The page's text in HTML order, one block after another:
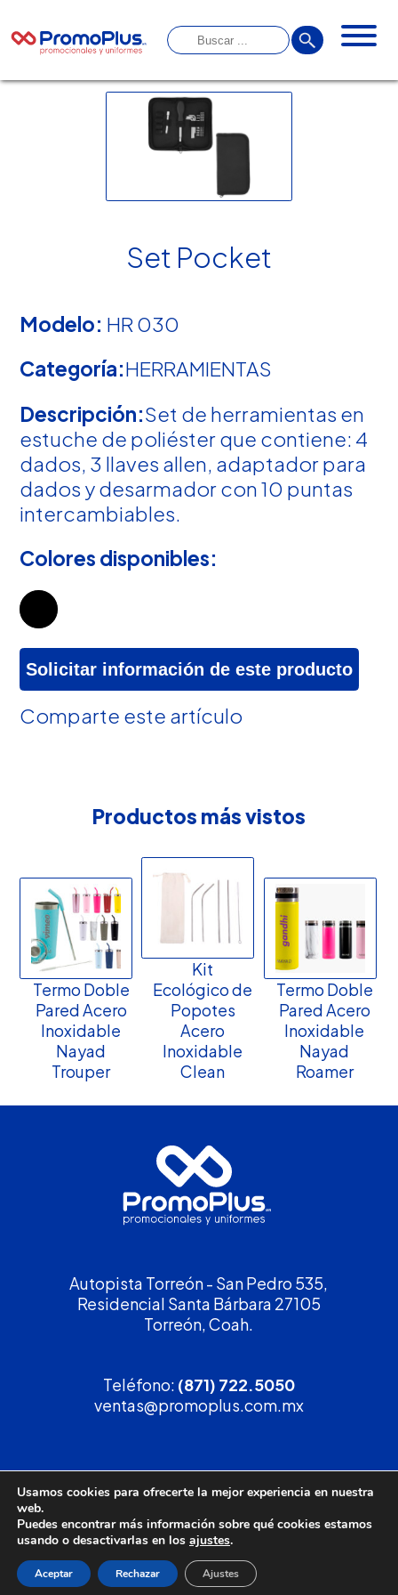
Set Pocket
Modelo: HR 030
Categoría:HERRAMIENTAS
Descripción:Set de herramientas en
estuche de poliéster que contiene: 4
dados, 3 llaves allen, adaptador para
dados y desarmador con 10 puntas
intercambiables.
Colores disponibles:
Solicitar información de este producto
Comparte este artículo
Productos más vistos
Termo Doble
Pared Acero
Inoxidable
Nayad
Trouper
Kit
Ecológico de
Popotes
Acero
Inoxidable
Clean
Termo Doble
Pared Acero
Inoxidable
Nayad
Roamer
Autopista Torreón - San Pedro 535,
Residencial Santa Bárbara 27105
Torreón, Coah.
Teléfono: (871) 722.5050
ventas@promoplus.com.mx
¡Solicita tucotización!
(800) 90 PROMO
Política de privacidad
Usamos cookies para ofrecerte la mejor experiencia en nuestra
web.
Puedes encontrar más información sobre qué cookies estamos
usando o desactivarlas en los ajustes.
Aceptar Rechazar Ajustes